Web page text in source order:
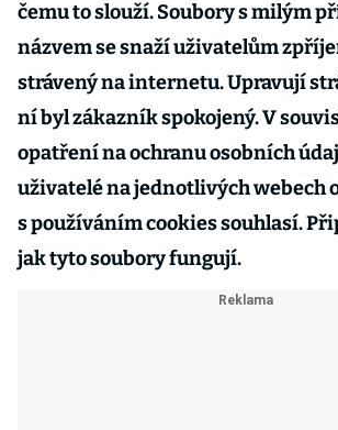
čemu to slouží. Soubory s milým
názvem se snaží uživatelům
strávený na internetu. Upravují
ní byl zákazník spokojený. V
opatření na ochranu osobních
uživatelé na jednotlivých webech
s používáním cookies souhlasí.
jak tyto soubory fungují.